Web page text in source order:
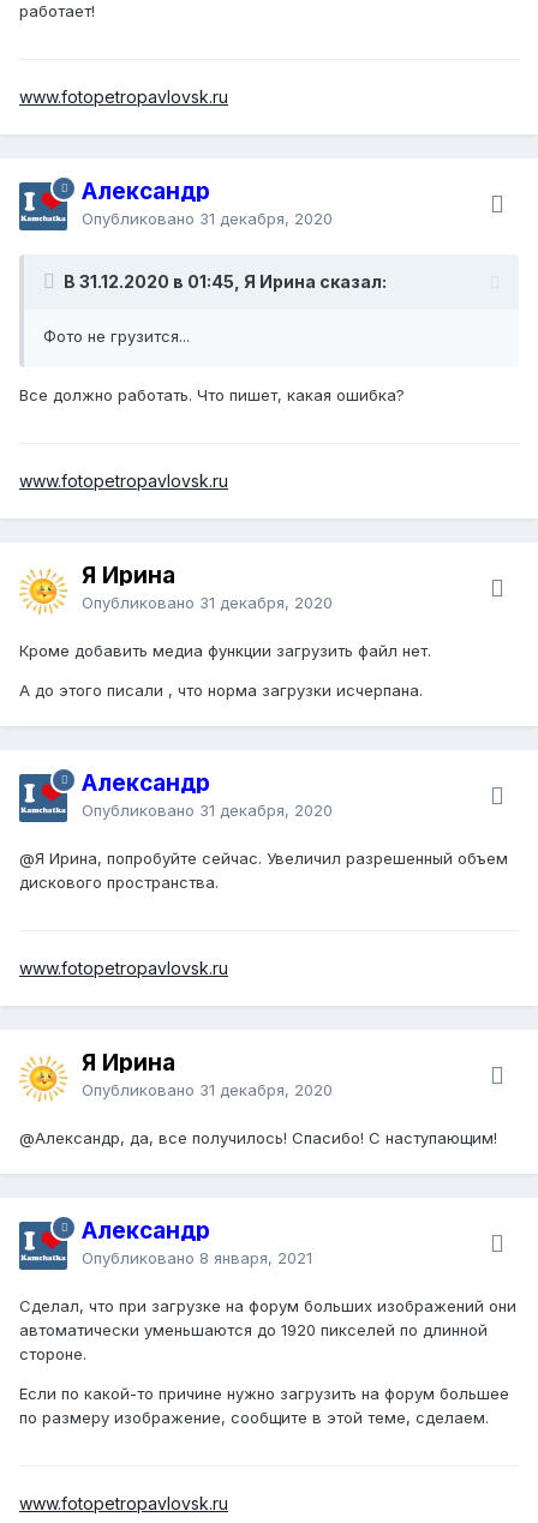
работает!
www.fotopetropavlovsk.ru
Александр
Опубликовано 31 декабря, 2020
В 31.12.2020 в 01:45, Я Ирина сказал:
Фото не грузится...
Все должно работать. Что пишет, какая ошибка?
www.fotopetropavlovsk.ru
Я Ирина
Опубликовано 31 декабря, 2020
Кроме добавить медиа функции загрузить файл нет.
А до этого писали , что норма загрузки исчерпана.
Александр
Опубликовано 31 декабря, 2020
@Я Ирина, попробуйте сейчас. Увеличил разрешенный объем
дискового пространства.
www.fotopetropavlovsk.ru
Я Ирина
Опубликовано 31 декабря, 2020
@Александр, да, все получилось! Спасибо! С наступающим!
Александр
Опубликовано 8 января, 2021
Сделал, что при загрузке на форум больших изображений они
автоматически уменьшаются до 1920 пикселей по длинной
стороне.
Если по какой-то причине нужно загрузить на форум большее
по размеру изображение, сообщите в этой теме, сделаем.
www.fotopetropavlovsk.ru